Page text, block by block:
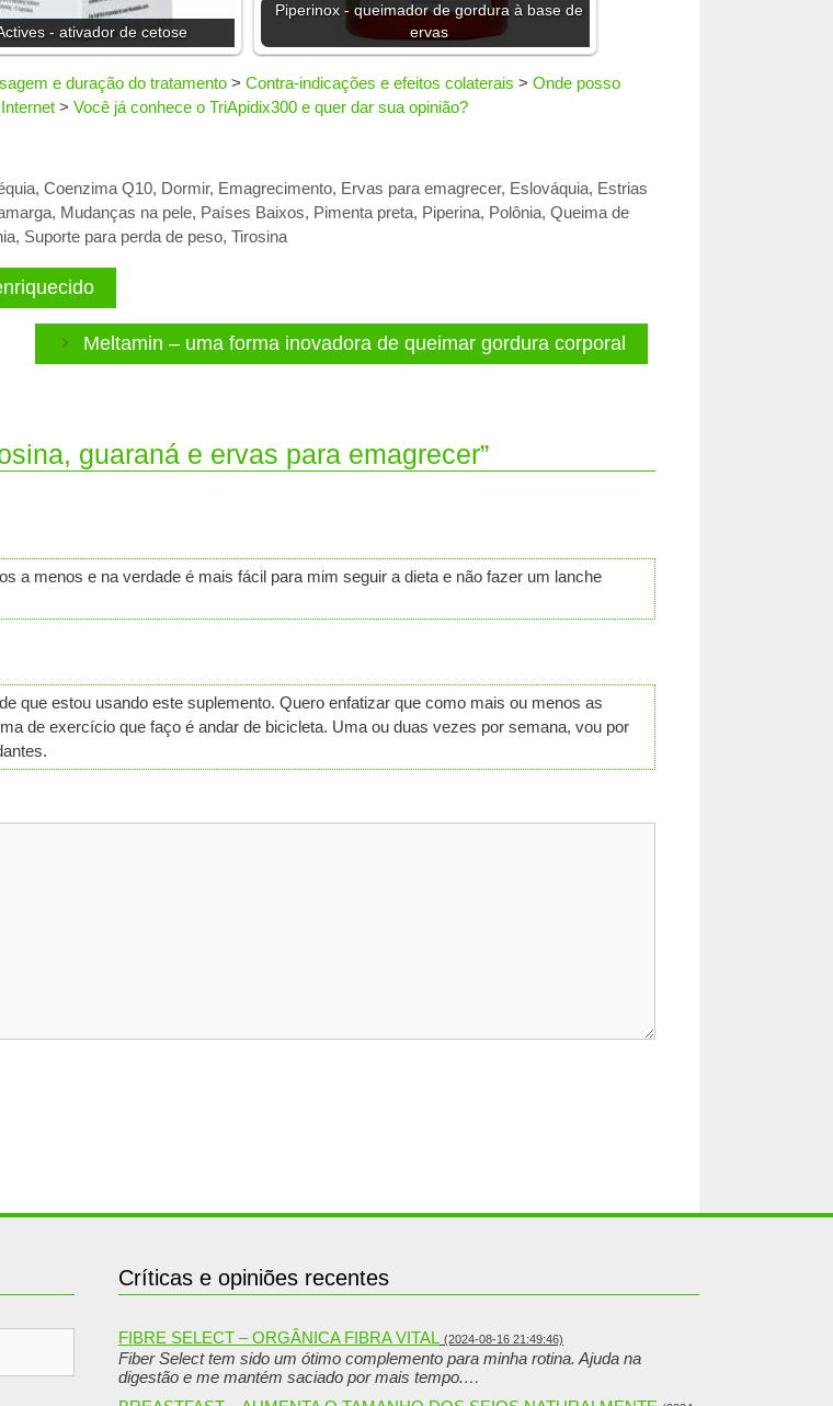
- ativador de cetose
Piperinox - queimador de gordura à base de
ervas
e duração do tratamento > Contra-indicações e efeitos colaterais > Onde posso
> Você já conhece o TriApidix300 e quer dar sua opinião?
, Coenzima Q10, Dormir, Emagrecimento, Ervas para emagrecer, Eslováquia, Estrias
, Mudanças na pele, Países Baixos, Pimenta preta, Piperina, Polônia, Queima de
, Suporte para perda de peso, Tirosina
Meltamin – uma forma inovadora de queimar gordura corporal
guaraná e ervas para emagrecer”
a menos e na verdade é mais fácil para mim seguir a dieta e não fazer um lanche
que estou usando este suplemento. Quero enfatizar que como mais ou menos as
de exercício que faço é andar de bicicleta. Uma ou duas vezes por semana, vou por
Críticas e opiniões recentes
FIBRE SELECT – ORGÂNICA FIBRA VITAL (2024-08-16 21:49:46)
Fiber Select tem sido um ótimo complemento para minha rotina. Ajuda na
digestão e me mantém saciado por mais tempo.…